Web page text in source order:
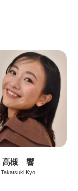
高槻 響
Takatsuki Kyo